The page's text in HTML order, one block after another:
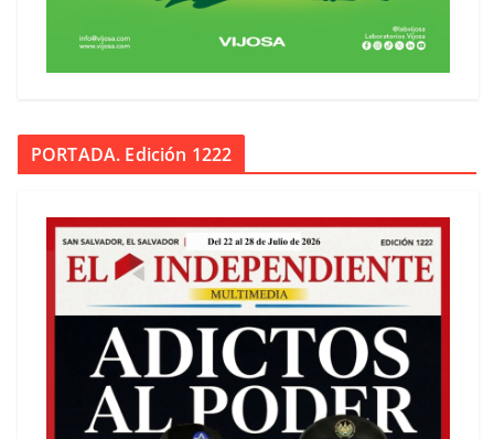
PORTADA. Edición 1222